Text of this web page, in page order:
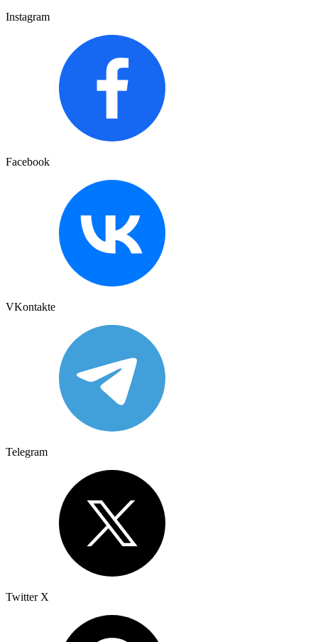
Instagram
Facebook
VKontakte
Telegram
Twitter X